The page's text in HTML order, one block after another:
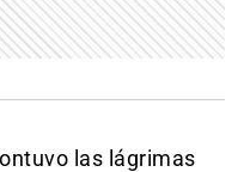
las lágrimas